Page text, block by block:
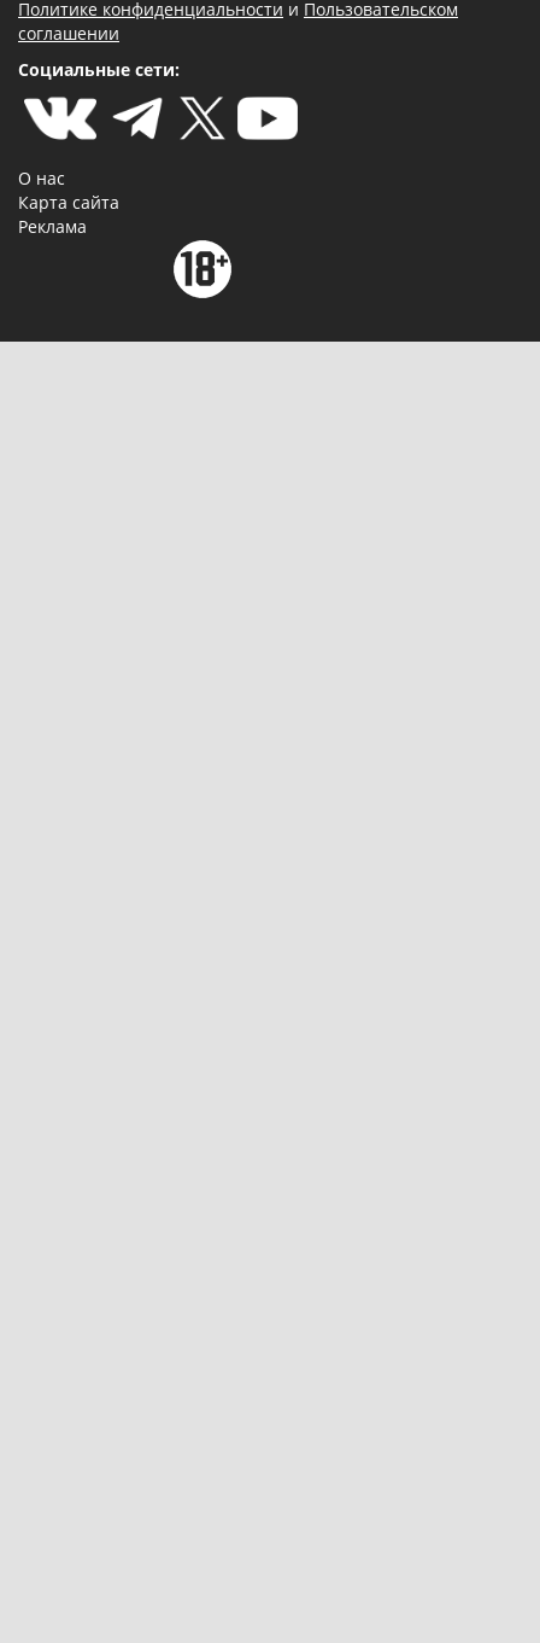
Политике конфиденциальности и Пользовательском
соглашении
Социальные сети:
О нас
Карта сайта
Реклама